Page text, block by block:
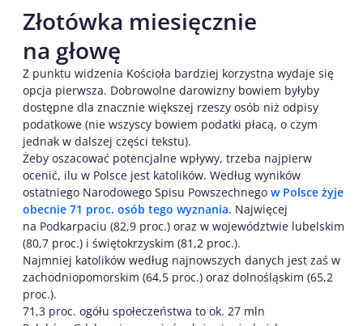
Złotówka miesięcznie
na głowę
Z punktu widzenia Kościoła bardziej korzystna wydaje się
opcja pierwsza. Dobrowolne darowizny bowiem byłyby
dostępne dla znacznie większej rzeszy osób niż odpisy
podatkowe (nie wszyscy bowiem podatki płacą, o czym
jednak w dalszej części tekstu).
Żeby oszacować potencjalne wpływy, trzeba najpierw
ocenić, ilu w Polsce jest katolików. Według wyników
ostatniego Narodowego Spisu Powszechnego w Polsce żyje
obecnie 71 proc. osób tego wyznania. Najwięcej
na Podkarpaciu (82,9 proc.) oraz w województwie lubelskim
(80,7 proc.) i świętokrzyskim (81,2 proc.).
Najmniej katolików według najnowszych danych jest zaś w
zachodniopomorskim (64,5 proc.) oraz dolnośląskim (65,2
proc.).
71,3 proc. ogółu społeczeństwa to ok. 27 mln